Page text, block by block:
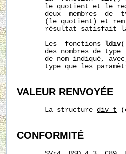
le quotient et le
deux  membres  de
       (le quotient) et
rem
résultat satisfait
       Les  fonctions
ldiv
des nombres de type
de nom indiqué,
type que les
VALEUR RENVOYÉE
       La structure
div_t
CONFORMITÉ